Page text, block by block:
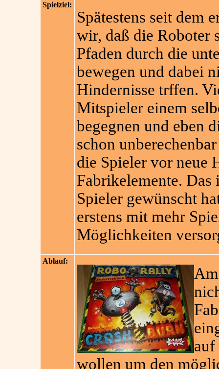
Spielziel:
Spätestens seit dem
wir, daß die Roboter
Pfaden durch die
bewegen und dabei
Hindernisse trffen.
Mitspieler einem
begegnen und eben
schon
die Spieler vor neue
Fabrikelemente. Das
Spieler gewünscht
erstens mit mehr
Möglichkeiten
Ablauf:
auf
wollen um den